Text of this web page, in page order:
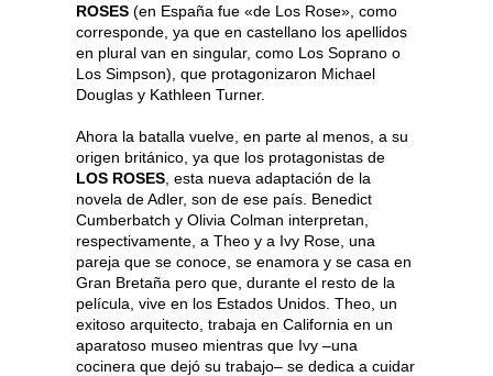
ROSES (en España fue «de Los Rose», como
corresponde, ya que en castellano los apellidos
en plural van en singular, como Los Soprano o
Los Simpson), que protagonizaron Michael
Douglas y Kathleen Turner.
Ahora la batalla vuelve, en parte al menos, a su
origen británico, ya que los protagonistas de
LOS ROSES , esta nueva adaptación de la
novela de Adler, son de ese país. Benedict
Cumberbatch y Olivia Colman interpretan,
respectivamente, a Theo y a Ivy Rose, una
pareja que se conoce, se enamora y se casa en
Gran Bretaña pero que, durante el resto de la
película, vive en los Estados Unidos. Theo, un
exitoso arquitecto, trabaja en California en un
aparatoso museo mientras que Ivy –una
cocinera que dejó su trabajo– se dedica a cuidar